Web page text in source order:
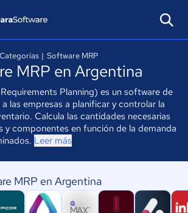
Categorías | Software MRP
MRP en Argentina
Planning) es un software de
las empresas a planificar y controlar la
Calcula las cantidades necesarias
y componentes en función de la demanda
Leer más
MRP en Argentina